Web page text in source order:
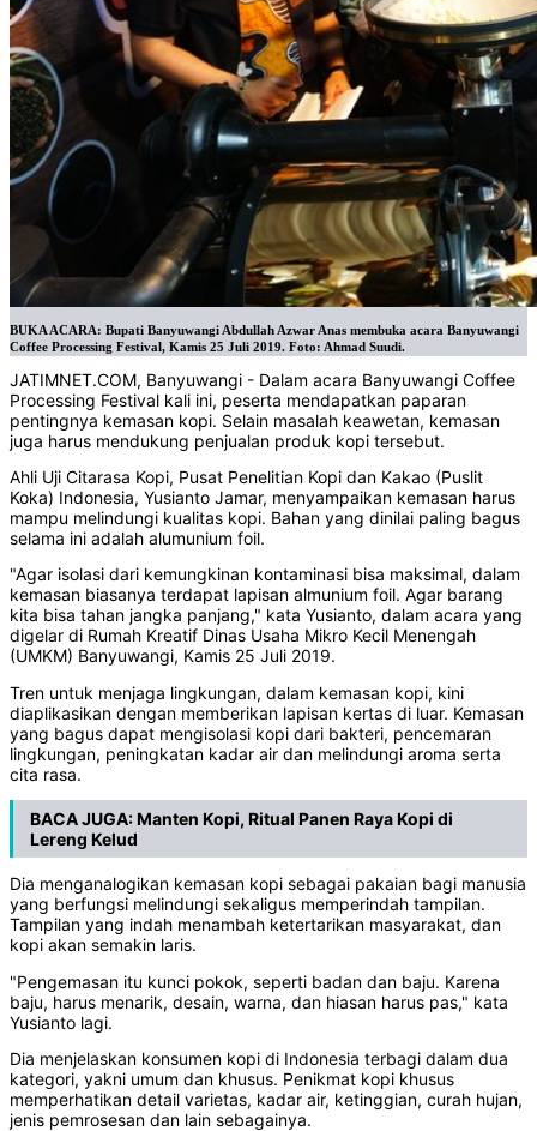
BUKA ACARA: Bupati Banyuwangi Abdullah Azwar Anas membuka acara Banyuwangi
Coffee Processing Festival, Kamis 25 Juli 2019. Foto: Ahmad Suudi.
JATIMNET.COM, Banyuwangi - Dalam acara Banyuwangi Coffee
Processing Festival kali ini, peserta mendapatkan paparan
pentingnya kemasan kopi. Selain masalah keawetan, kemasan
juga harus mendukung penjualan produk kopi tersebut.
Ahli Uji Citarasa Kopi, Pusat Penelitian Kopi dan Kakao (Puslit
Koka) Indonesia, Yusianto Jamar, menyampaikan kemasan harus
mampu melindungi kualitas kopi. Bahan yang dinilai paling bagus
selama ini adalah alumunium foil.
"Agar isolasi dari kemungkinan kontaminasi bisa maksimal, dalam
kemasan biasanya terdapat lapisan almunium foil. Agar barang
kita bisa tahan jangka panjang," kata Yusianto, dalam acara yang
digelar di Rumah Kreatif Dinas Usaha Mikro Kecil Menengah
(UMKM) Banyuwangi, Kamis 25 Juli 2019.
Tren untuk menjaga lingkungan, dalam kemasan kopi, kini
diaplikasikan dengan memberikan lapisan kertas di luar. Kemasan
yang bagus dapat mengisolasi kopi dari bakteri, pencemaran
lingkungan, peningkatan kadar air dan melindungi aroma serta
cita rasa.
BACA JUGA:Manten Kopi, Ritual Panen Raya Kopi di
Lereng Kelud
Dia menganalogikan kemasan kopi sebagai pakaian bagi manusia
yang berfungsi melindungi sekaligus memperindah tampilan.
Tampilan yang indah menambah ketertarikan masyarakat, dan
kopi akan semakin laris.
"Pengemasan itu kunci pokok, seperti badan dan baju. Karena
baju, harus menarik, desain, warna, dan hiasan harus pas," kata
Yusianto lagi.
Dia menjelaskan konsumen kopi di Indonesia terbagi dalam dua
kategori, yakni umum dan khusus. Penikmat kopi khusus
memperhatikan detail varietas, kadar air, ketinggian, curah hujan,
jenis pemrosesan dan lain sebagainya.